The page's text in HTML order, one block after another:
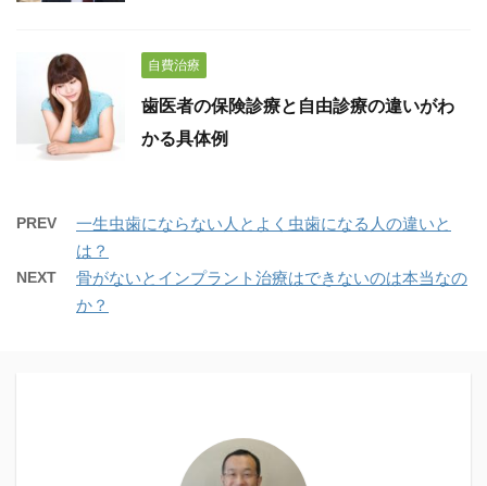
自費治療
歯医者の保険診療と自由診療の違いがわ
かる具体例
PREV
一生虫歯にならない人とよく虫歯になる人の違いと
は？
NEXT
骨がないとインプラント治療はできないのは本当なの
か？